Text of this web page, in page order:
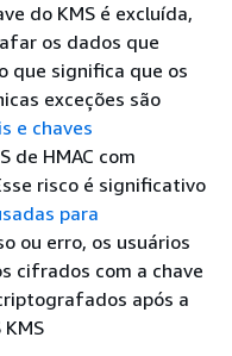
do KMS é excluída,
os dados que
que significa que os
exceções são
e chaves
de HMAC com
risco é significativo
para
ou erro, os usuários
cifrados com a chave
após a